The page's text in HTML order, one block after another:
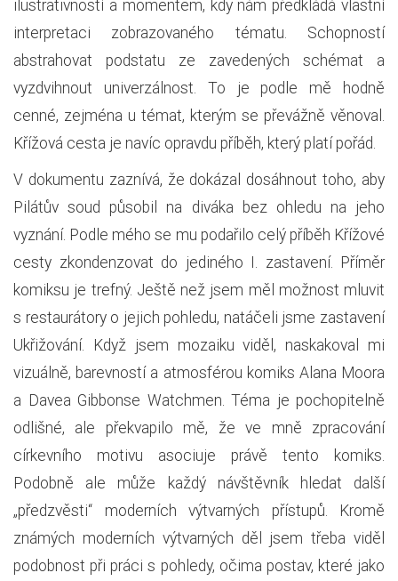
ilustrativností a momentem, kdy nám předkládá vlastní
interpretaci zobrazovaného tématu. Schopností
abstrahovat podstatu ze zavedených schémat a
vyzdvihnout univerzálnost. To je podle mě hodně
cenné, zejména u témat, kterým se převážně věnoval.
Křížová cesta je navíc opravdu příběh, který platí pořád.
V dokumentu zaznívá, že dokázal dosáhnout toho, aby
Pilátův soud působil na diváka bez ohledu na jeho
vyznání. Podle mého se mu podařilo celý příběh Křížové
cesty zkondenzovat do jediného I. zastavení. Příměr
komiksu je trefný. Ještě než jsem měl možnost mluvit
s restaurátory o jejich pohledu, natáčeli jsme zastavení
Ukřižování. Když jsem mozaiku viděl, naskakoval mi
vizuálně, barevností a atmosférou komiks Alana Moora
a Davea Gibbonse Watchmen. Téma je pochopitelně
odlišné, ale překvapilo mě, že ve mně zpracování
církevního motivu asociuje právě tento komiks.
Podobně ale může každý návštěvník hledat další
„předzvěsti“ moderních výtvarných přístupů. Kromě
známých moderních výtvarných děl jsem třeba viděl
podobnost při práci s pohledy, očima postav, které jako